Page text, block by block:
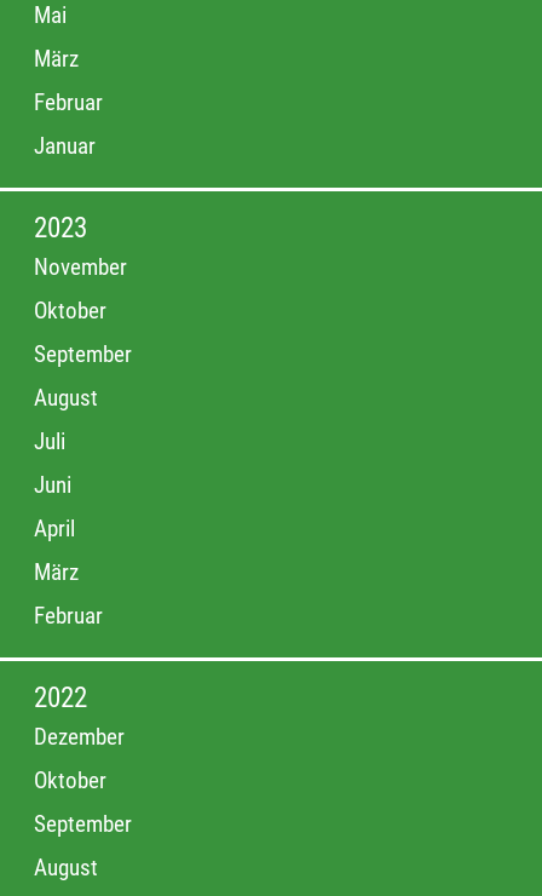
Mai
März
Februar
Januar
2023
November
Oktober
September
August
Juli
Juni
April
März
Februar
2022
Dezember
Oktober
September
August